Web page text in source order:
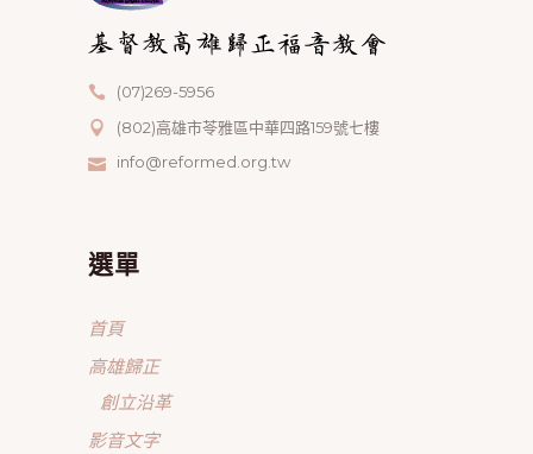
(07)269-5956
(802)高雄市苓雅區中華四路159號七樓
info@reformed.org.tw
選單
首頁
高雄歸正
創立沿革
影音文字